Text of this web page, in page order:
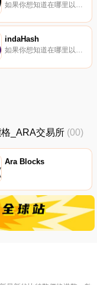
indaHash
如果你想知道在哪里以當前價格購買indaHash,目前交易{indaHash]股票的頂級加密貨幣交易所是HitBTC。您可以在我們的加密貨幣交易所頁面上找到其他列表。indaHash（IDH）是一種加密貨幣,在以太坊平臺上運行.
_ARA交易所 (00)
Ara Blocks